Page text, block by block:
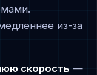
из-за
скорость —